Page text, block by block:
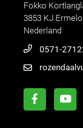
Fokko
3853 KJ Ermelo
Nederland
0571-